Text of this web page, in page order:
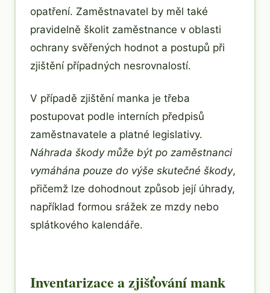
opatření. Zaměstnavatel by měl také
pravidelně školit zaměstnance v oblasti
ochrany svěřených hodnot a postupů při
zjištění případných nesrovnalostí.
V případě zjištění manka je třeba
postupovat podle interních předpisů
zaměstnavatele a platné legislativy.
Náhrada škody může být po zaměstnanci
vymáhána pouze do výše skutečné škody,
přičemž lze dohodnout způsob její úhrady,
například formou srážek ze mzdy nebo
splátkového kalendáře.
Inventarizace a zjišťování mank